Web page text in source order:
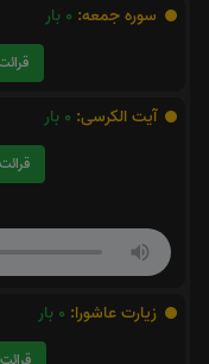
سوره جمعه: 0 بار
قرائت سوره جمعه را تقبل
آیت الکرسی: 0 بار
قرائت آیت الکرسی را
زیارت عاشورا: 0 بار
قرائت زیارت عاشورا را